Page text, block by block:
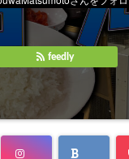
feedly